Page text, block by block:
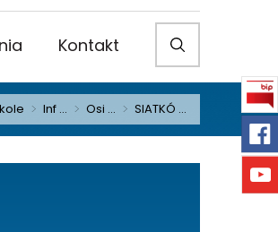
Kontakt
> Inf ... > Osi ... > SIATKÓ ...